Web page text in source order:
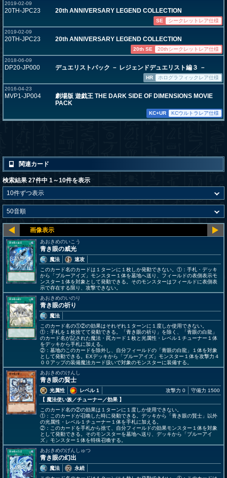
2019-02-09
20TH-JPC23 20th ANNIVERSARY LEGEND COLLECTION
SE
シークレットレア仕様
2019-02-09
20TH-JPC23 20th ANNIVERSARY LEGEND COLLECTION
20th SE
20thシークレットレア仕様
2018-06-09
DP20-JP000 デュエリストパック － レジェンドデュエリスト編３ －
HR
ホログラフィックレア仕様
2016-04-23
MVP1-JP004
劇場版 遊戯王 THE DARK SIDE OF DIMENSIONS MOVIE
PACK
KC+UR KCウルトラレア仕様
関連カード
検索結果 27件中 1～10件を表示
あおきめのいこう
青き眼の威光
魔法
速攻
このカード名のカードは１ターンに１枚しか発動できない。①：手札・デッキ
から「ブルーアイズ」モンスター１体を墓地へ送り、フィールドの表側表示モ
ンスター１体を対象として発動できる。そのモンスターはフィールドに表側表
示で存在する限り、攻撃できない。
あおきめのいのり
青き眼の祈り
魔法
このカード名の①②の効果はそれぞれ１ターンに１度しか使用できない。
①：手札を１枚捨てて発動できる。「青き眼の祈り」を除く、「青眼の白龍」
のカード名が記された魔法・罠カード１枚と光属性・レベル１チューナー１体
をデッキから手札に加える。
②：墓地のこのカードを除外し、自分フィールドの「青眼の白龍」１体を対象
として発動できる。EXデッキから「ブルーアイズ」モンスター１体を攻撃力４
００アップの装備魔法カード扱いで対象のモンスターに装備する。
あおきめのけんし
青き眼の賢士
光属性
レベル 1
【 魔法使い族／チューナー／効果 】
攻撃力 0 守備力 1500
このカード名の②の効果は１ターンに１度しか使用できない。
①：このカードが召喚した時に発動できる。デッキから「青き眼の賢士」以外
の光属性・レベル１チューナー１体を手札に加える。
②：このカードを手札から捨て、自分フィールドの効果モンスター１体を対象
として発動できる。そのモンスターを墓地へ送り、デッキから「ブルーアイ
ズ」モンスター１体を特殊召喚する。
あおきめのげんしゅつ
青き眼の幻出
魔法
永続